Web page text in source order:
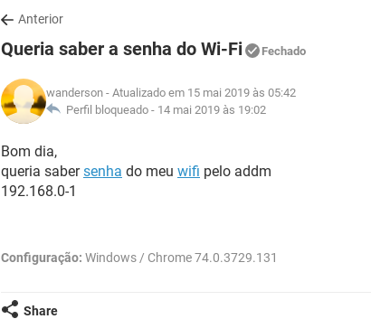
Anterior
Queria saber a senha do Wi-Fi Fechado
wanderson - Atualizado em 15 mai 2019 às 05:42
Perfil bloqueado - 14 mai 2019 às 19:02
Bom dia,
queria sabersenha do meu wifi pelo addm
192.168.0-1
Configuração: Windows / Chrome 74.0.3729.131
Share